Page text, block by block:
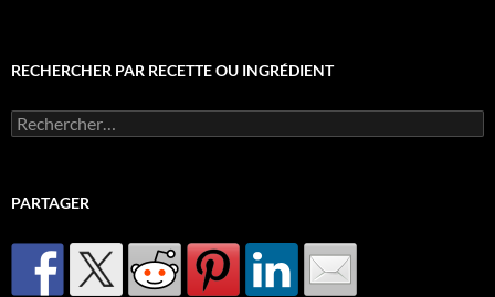
RECHERCHER PAR RECETTE OU INGRÉDIENT
Rechercher :
PARTAGER